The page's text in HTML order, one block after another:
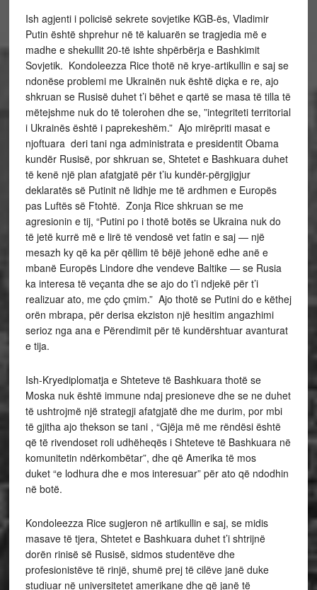
Ish agjenti i policisë sekrete sovjetike KGB-ës, Vladimir
Putin është shprehur në të kaluarën se tragjedia më e
madhe e shekullit 20-të ishte shpërbërja e Bashkimit
Sovjetik. Kondoleezza Rice thotë në krye-artikullin e saj se
ndonëse problemi me Ukrainën nuk është diçka e re, ajo
shkruan se Rusisë duhet t’i bëhet e qartë se masa të tilla të
mëtejshme nuk do të tolerohen dhe se, ”integriteti territorial
i Ukrainës është i paprekeshëm.” Ajo mirëpriti masat e
njoftuara deri tani nga administrata e presidentit Obama
kundër Rusisë, por shkruan se, Shtetet e Bashkuara duhet
të kenë një plan afatgjatë për t’iu kundër-përgjigjur
deklaratës së Putinit në lidhje me të ardhmen e Europës
pas Luftës së Ftohtë. Zonja Rice shkruan se me
agresionin e tij, “Putini po i thotë botës se Ukraina nuk do
të jetë kurrë më e lirë të vendosë vet fatin e saj — një
mesazh ky që ka për qëllim të bëjë jehonë edhe anë e
mbanë Europës Lindore dhe vendeve Baltike — se Rusia
ka interesa të veçanta dhe se ajo do t’i ndjekë për t’i
realizuar ato, me çdo çmim.” Ajo thotë se Putini do e këthej
orën mbrapa, për derisa ekziston një hesitim angazhimi
serioz nga ana e Përendimit për të kundërshtuar avanturat
e tija.
Ish-Kryediplomatja e Shteteve të Bashkuara thotë se
Moska nuk është immune ndaj presioneve dhe se ne duhet
të ushtrojmë një strategji afatgjatë dhe me durim, por mbi
të gjitha ajo thekson se tani , “Gjëja më me rëndësi është
që të rivendoset roli udhëheqës i Shteteve të Bashkuara në
komunitetin ndërkombëtar”, dhe që Amerika të mos
duket “e lodhura dhe e mos interesuar” për ato që ndodhin
në botë.
Kondoleezza Rice sugjeron në artikullin e saj, se midis
masave të tjera, Shtetet e Bashkuara duhet t’i shtrijnë
dorën rinisë së Rusisë, sidmos studentëve dhe
profesionistëve të rinjë, shumë prej të cilëve janë duke
studiuar në universitetet amerikane dhe që janë të